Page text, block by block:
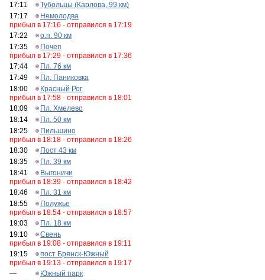
17:11
Тубольцы (Карлова, 99 км)
17:17
Немолодва
прибыл в 17:16 - отправился в 17:19
17:22
о.п. 90 км
17:35
Почеп
прибыл в 17:29 - отправился в 17:36
17:44
Пл. 76 км
17:49
Пл. Паниковка
18:00
Красный Рог
прибыл в 17:58 - отправился в 18:01
18:09
Пл. Хмелево
18:14
Пл. 50 км
18:25
Пильшино
прибыл в 18:18 - отправился в 18:26
18:30
Пост 43 км
18:35
Пл. 39 км
18:41
Выгоничи
прибыл в 18:39 - отправился в 18:42
18:46
Пл. 31 км
18:55
Полужье
прибыл в 18:54 - отправился в 18:57
19:03
Пл. 18 км
19:10
Свень
прибыл в 19:08 - отправился в 19:11
19:15
пост Брянск-Южный
прибыл в 19:13 - отправился в 19:17
—
Южный парк